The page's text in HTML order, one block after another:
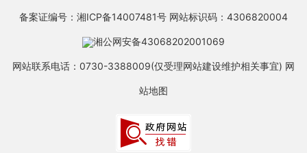
备案证编号：湘ICP备14007481号 网站标识码：4306820004
湘公网安备43068202001069
网站联系电话：0730-3388009(仅受理网站建设维护相关事宜) 网
站地图